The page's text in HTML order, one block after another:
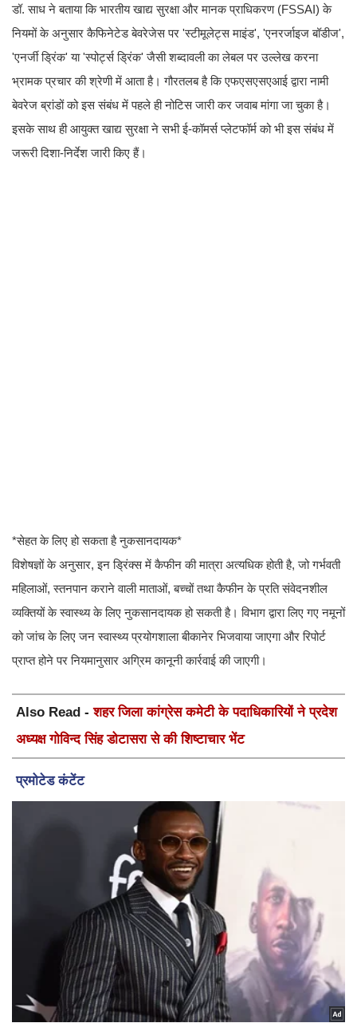
डॉ. साध ने बताया कि भारतीय खाद्य सुरक्षा और मानक प्राधिकरण (FSSAI) के
नियमों के अनुसार कैफिनेटेड बेवरेजेस पर 'स्टीमूलेट्स माइंड', 'एनरर्जाइज बॉडीज',
'एनर्जी ड्रिंक' या 'स्पोर्ट्स ड्रिंक' जैसी शब्दावली का लेबल पर उल्लेख करना
भ्रामक प्रचार की श्रेणी में आता है। गौरतलब है कि एफएसएसएआई द्वारा नामी
बेवरेज ब्रांडों को इस संबंध में पहले ही नोटिस जारी कर जवाब मांगा जा चुका है।
इसके साथ ही आयुक्त खाद्य सुरक्षा ने सभी ई-कॉमर्स प्लेटफॉर्म को भी इस संबंध में
जरूरी दिशा-निर्देश जारी किए हैं।
*सेहत के लिए हो सकता है नुकसानदायक*
विशेषज्ञों के अनुसार, इन ड्रिंक्स में कैफीन की मात्रा अत्यधिक होती है, जो गर्भवती
महिलाओं, स्तनपान कराने वाली माताओं, बच्चों तथा कैफीन के प्रति संवेदनशील
व्यक्तियों के स्वास्थ्य के लिए नुकसानदायक हो सकती है। विभाग द्वारा लिए गए नमूनों
को जांच के लिए जन स्वास्थ्य प्रयोगशाला बीकानेर भिजवाया जाएगा और रिपोर्ट
प्राप्त होने पर नियमानुसार अग्रिम कानूनी कार्रवाई की जाएगी।
Also Read -शहर जिला कांग्रेस कमेटी के पदाधिकारियों ने प्रदेश
अध्यक्ष गोविन्द सिंह डोटासरा से की शिष्टाचार भेंट